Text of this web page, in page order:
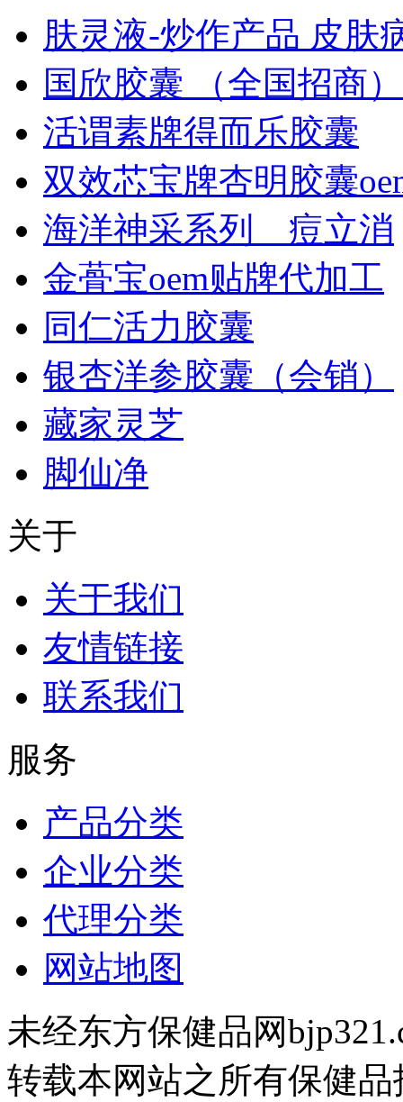
肤灵液-炒作产品 皮肤
国欣胶囊 （全国招商）
活谓素牌得而乐胶囊
双效芯宝牌杏明胶囊
海洋神采系列＿痘立消
金蓇宝oem贴牌代加工
同仁活力胶囊
银杏洋参胶囊（会销）
藏家灵芝
脚仙净
关于
关于我们
友情链接
联系我们
服务
产品分类
企业分类
代理分类
网站地图
未经东方保健品网
转载本网站之所有保健